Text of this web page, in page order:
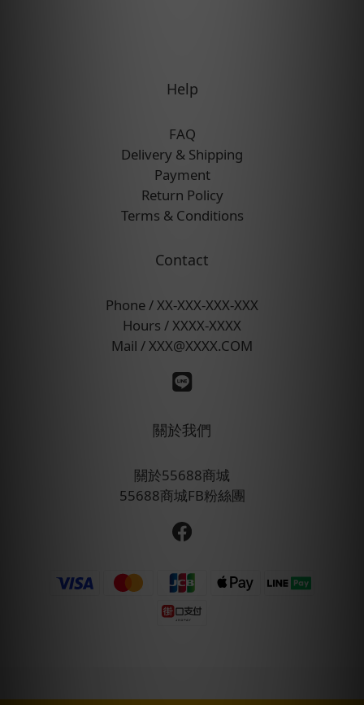
Help
FAQ
Delivery & Shipping
Payment
Return Policy
Terms & Conditions
Contact
Phone / XX-XXX-XXX-XXX
Hours / XXXX-XXXX
Mail / XXX@XXXX.COM
關於我們
關於55688商城
55688商城FB粉絲團